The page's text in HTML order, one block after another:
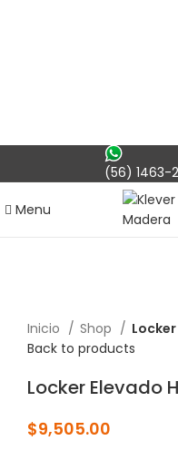
(56) 1463-
Menu
Inicio Shop
Back to products
Locker Elevado
$9,505.00